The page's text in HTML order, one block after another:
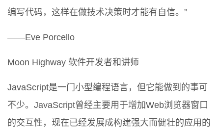
编写代码，这样在做技术决策时才能有自信。”
——Eve Porcello
Moon Highway 软件开发者和讲师
JavaScript是一门小型编程语言，但它能做到的事可
不少。JavaScript曾经主要用于增加Web浏览器窗口
的交互性，现在已经发展成构建强大而健壮的应用的